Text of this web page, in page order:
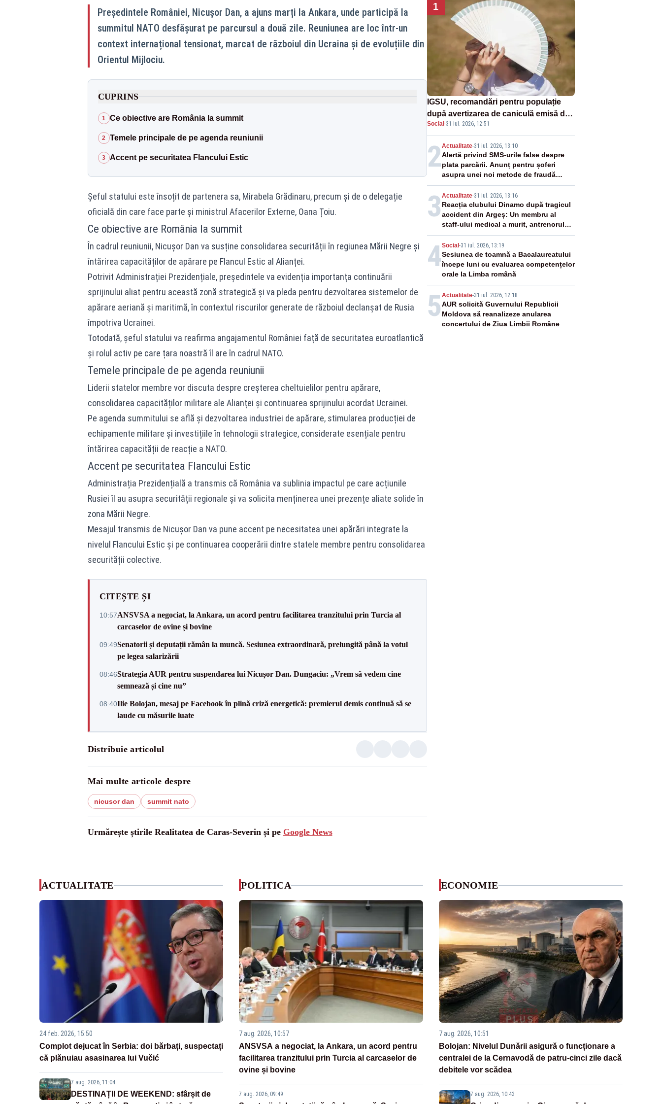
Președintele României, Nicușor Dan, a ajuns marți la Ankara, unde participă la
summitul NATO desfășurat pe parcursul a două zile. Reuniunea are loc într-un
context internațional tensionat, marcat de războiul din Ucraina și de evoluțiile din
Orientul Mijlociu.
CUPRINS
1 Ce obiective are România la summit
2 Temele principale de pe agenda reuniunii
3 Accent pe securitatea Flancului Estic
Șeful statului este însoțit de partenera sa, Mirabela Grădinaru, precum și de o delegație
oficială din care face parte și ministrul Afacerilor Externe, Oana Țoiu.
Ce obiective are România la summit
În cadrul reuniunii, Nicușor Dan va susține consolidarea securității în regiunea Mării Negre și
întărirea capacităților de apărare pe Flancul Estic al Alianței.
Potrivit Administrației Prezidențiale, președintele va evidenția importanța continuării
sprijinului aliat pentru această zonă strategică și va pleda pentru dezvoltarea sistemelor de
apărare aeriană și maritimă, în contextul riscurilor generate de războiul declanșat de Rusia
împotriva Ucrainei.
Totodată, șeful statului va reafirma angajamentul României față de securitatea euroatlantică
și rolul activ pe care țara noastră îl are în cadrul NATO.
Temele principale de pe agenda reuniunii
Liderii statelor membre vor discuta despre creșterea cheltuielilor pentru apărare,
consolidarea capacităților militare ale Alianței și continuarea sprijinului acordat Ucrainei.
Pe agenda summitului se află și dezvoltarea industriei de apărare, stimularea producției de
echipamente militare și investițiile în tehnologii strategice, considerate esențiale pentru
întărirea capacității de reacție a NATO.
Accent pe securitatea Flancului Estic
Administrația Prezidențială a transmis că România va sublinia impactul pe care acțiunile
Rusiei îl au asupra securității regionale și va solicita menținerea unei prezențe aliate solide în
zona Mării Negre.
Mesajul transmis de Nicușor Dan va pune accent pe necesitatea unei apărări integrate la
nivelul Flancului Estic și pe continuarea cooperării dintre statele membre pentru consolidarea
securității colective.
CITEȘTE ȘI
10:57ANSVSA a negociat, la Ankara, un acord pentru facilitarea tranzitului prin Turcia al
carcaselor de ovine și bovine
09:49Senatorii și deputații rămân la muncă. Sesiunea extraordinară, prelungită până la votul
pe legea salarizării
08:46Strategia AUR pentru suspendarea lui Nicușor Dan. Dungaciu: „Vrem să vedem cine
semnează și cine nu”
08:40Ilie Bolojan, mesaj pe Facebook în plină criză energetică: premierul demis continuă să se
laude cu măsurile luate
Distribuie articolul
Mai multe articole despre
nicusor dan summit nato
Urmărește știrile Realitatea de Caras-Severin și pe Google News
1
IGSU, recomandări pentru populație
după avertizarea de caniculă emisă de
meteorologi
Social ·31 iul. 2026, 12:51
2Actualitate-31 iul. 2026, 13:10
Alertă privind SMS-urile false despre
plata parcării. Anunț pentru șoferi
asupra unei noi metode de fraudă
online
3 Actualitate-31 iul. 2026, 13:16
Reacția clubului Dinamo după tragicul
accident din Argeș: Un membru al
staff-ului medical a murit, antrenorul
Adrian Ropotan este în spital
4Social -31 iul. 2026, 13:19
Sesiunea de toamnă a Bacalaureatului
începe luni cu evaluarea competențelor
orale la Limba română
5 Actualitate-31 iul. 2026, 12:18
AUR solicită Guvernului Republicii
Moldova să reanalizeze anularea
concertului de Ziua Limbii Române
ACTUALITATE
24 feb. 2026, 15:50
Complot dejucat în Serbia: doi bărbați, suspectați
că plănuiau asasinarea lui Vučić
7 aug. 2026, 11:04
DESTINAȚII DE WEEKEND: sfârșit de
POLITICA
7 aug. 2026, 10:57
ANSVSA a negociat, la Ankara, un acord pentru
facilitarea tranzitului prin Turcia al carcaselor de
ovine și bovine
7 aug. 2026, 09:49
ECONOMIE
7 aug. 2026, 10:51
Bolojan: Nivelul Dunării asigură o funcționare a
centralei de la Cernavodă de patru-cinci zile dacă
debitele vor scădea
7 aug. 2026, 10:43